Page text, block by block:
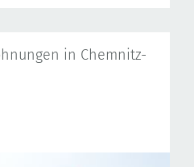
in Chemnitz-